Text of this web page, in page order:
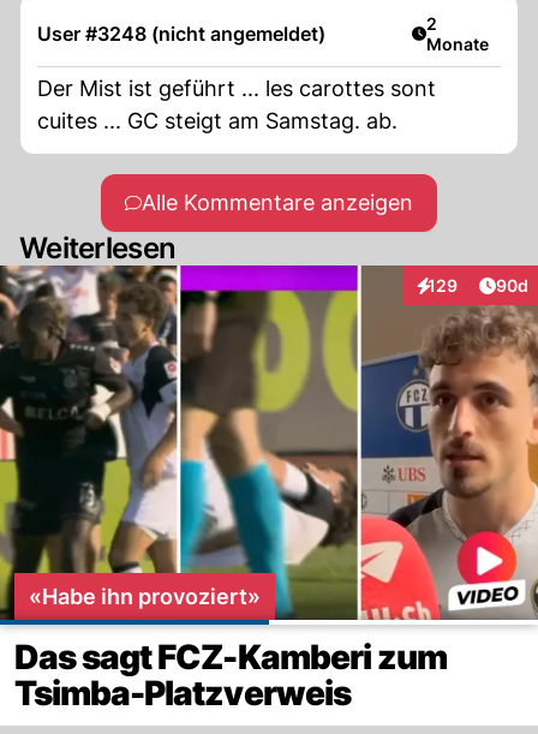
User #3248 (nicht angemeldet) Artikel
2
Monate
Der Mist ist geführt ... les carottes sont
cuites ... GC steigt am Samstag. ab.
Alle Kommentare anzeigen
Weiterlesen
129
Interaktionen
90d
«Habe ihn provoziert»
Das sagt FCZ-Kamberi zum
Tsimba-Platzverweis